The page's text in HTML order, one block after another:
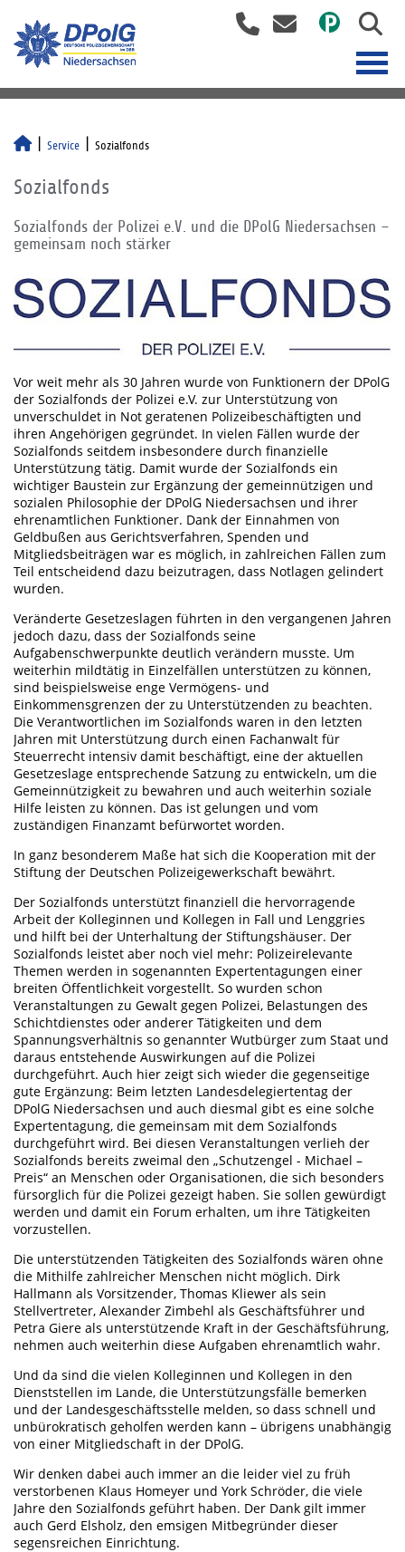
Service Sozialfonds
Sozialfonds
Sozialfonds der Polizei e.V. und die DPolG Niedersachsen –
gemeinsam noch stärker
Vor weit mehr als 30 Jahren wurde von Funktionern der DPolG
der Sozialfonds der Polizei e.V. zur Unterstützung von
unverschuldet in Not geratenen Polizeibeschäftigten und
ihren Angehörigen gegründet. In vielen Fällen wurde der
Sozialfonds seitdem insbesondere durch finanzielle
Unterstützung tätig. Damit wurde der Sozialfonds ein
wichtiger Baustein zur Ergänzung der gemeinnützigen und
sozialen Philosophie der DPolG Niedersachsen und ihrer
ehrenamtlichen Funktioner. Dank der Einnahmen von
Geldbußen aus Gerichtsverfahren, Spenden und
Mitgliedsbeiträgen war es möglich, in zahlreichen Fällen zum
Teil entscheidend dazu beizutragen, dass Notlagen gelindert
wurden.
Veränderte Gesetzeslagen führten in den vergangenen Jahren
jedoch dazu, dass der Sozialfonds seine
Aufgabenschwerpunkte deutlich verändern musste. Um
weiterhin mildtätig in Einzelfällen unterstützen zu können,
sind beispielsweise enge Vermögens- und
Einkommensgrenzen der zu Unterstützenden zu beachten.
Die Verantwortlichen im Sozialfonds waren in den letzten
Jahren mit Unterstützung durch einen Fachanwalt für
Steuerrecht intensiv damit beschäftigt, eine der aktuellen
Gesetzeslage entsprechende Satzung zu entwickeln, um die
Gemeinnützigkeit zu bewahren und auch weiterhin soziale
Hilfe leisten zu können. Das ist gelungen und vom
zuständigen Finanzamt befürwortet worden.
In ganz besonderem Maße hat sich die Kooperation mit der
Stiftung der Deutschen Polizeigewerkschaft bewährt.
Der Sozialfonds unterstützt finanziell die hervorragende
Arbeit der Kolleginnen und Kollegen in Fall und Lenggries
und hilft bei der Unterhaltung der Stiftungshäuser. Der
Sozialfonds leistet aber noch viel mehr: Polizeirelevante
Themen werden in sogenannten Expertentagungen einer
breiten Öffentlichkeit vorgestellt. So wurden schon
Veranstaltungen zu Gewalt gegen Polizei, Belastungen des
Schichtdienstes oder anderer Tätigkeiten und dem
Spannungsverhältnis so genannter Wutbürger zum Staat und
daraus entstehende Auswirkungen auf die Polizei
durchgeführt. Auch hier zeigt sich wieder die gegenseitige
gute Ergänzung: Beim letzten Landesdelegiertentag der
DPolG Niedersachsen und auch diesmal gibt es eine solche
Expertentagung, die gemeinsam mit dem Sozialfonds
durchgeführt wird. Bei diesen Veranstaltungen verlieh der
Sozialfonds bereits zweimal den „Schutzengel - Michael –
Preis“ an Menschen oder Organisationen, die sich besonders
fürsorglich für die Polizei gezeigt haben. Sie sollen gewürdigt
werden und damit ein Forum erhalten, um ihre Tätigkeiten
vorzustellen.
Die unterstützenden Tätigkeiten des Sozialfonds wären ohne
die Mithilfe zahlreicher Menschen nicht möglich. Dirk
Hallmann als Vorsitzender, Thomas Kliewer als sein
Stellvertreter, Alexander Zimbehl als Geschäftsführer und
Petra Giere als unterstützende Kraft in der Geschäftsführung,
nehmen auch weiterhin diese Aufgaben ehrenamtlich wahr.
Und da sind die vielen Kolleginnen und Kollegen in den
Dienststellen im Lande, die Unterstützungsfälle bemerken
und der Landesgeschäftsstelle melden, so dass schnell und
unbürokratisch geholfen werden kann – übrigens unabhängig
von einer Mitgliedschaft in der DPolG.
Wir denken dabei auch immer an die leider viel zu früh
verstorbenen Klaus Homeyer und York Schröder, die viele
Jahre den Sozialfonds geführt haben. Der Dank gilt immer
auch Gerd Elsholz, den emsigen Mitbegründer dieser
segensreichen Einrichtung.